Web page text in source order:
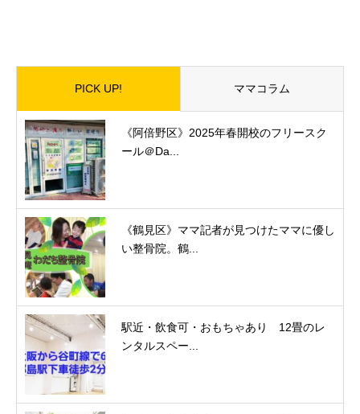
PICK UP! ママコラム
《阿倍野区》2025年春開校のフリースク
ール＠Da...
《鶴見区》ママ記者が見つけたママに優し
い整骨院。鶴...
駅近・飲食可・おもちゃあり 12畳のレ
ンタルスペー...